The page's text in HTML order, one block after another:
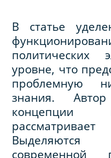
В статье
политических
уровне, что
проблемную
знания.
концепции
Выделяются
современной